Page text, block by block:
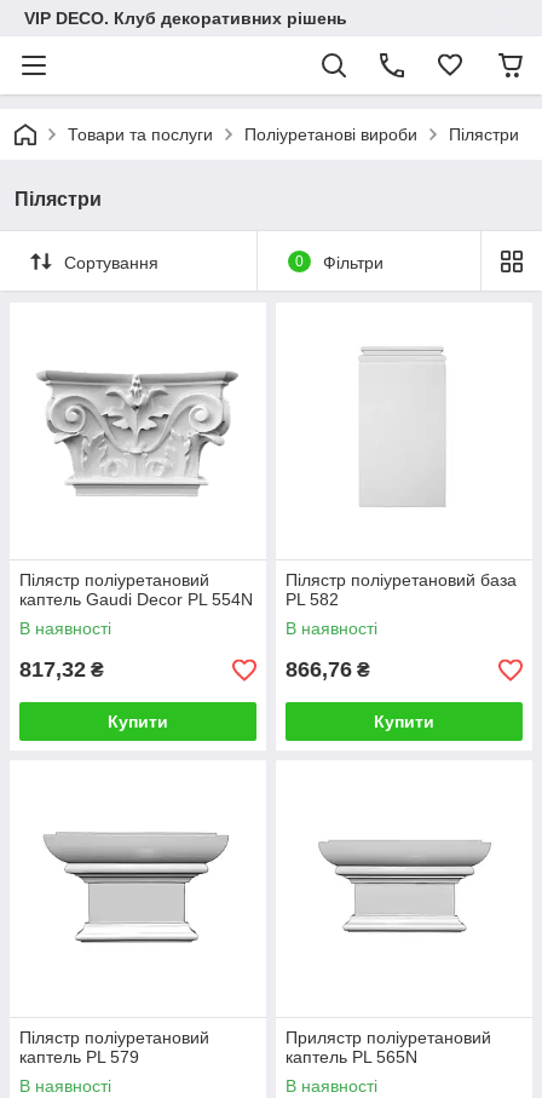
VIP DECO. Клуб декоративних рішень
Товари та послуги Поліуретанові вироби Пілястри
Пілястри
Сортування 0 Фільтри
Пілястр поліуретановий
каптель Gaudi Decor PL 554N
В наявності
817,32 ₴
Купити
Пілястр поліуретановий база
PL 582
В наявності
866,76 ₴
Купити
Пілястр поліуретановий
каптель PL 579
В наявності
Прилястр поліуретановий
каптель PL 565N
В наявності